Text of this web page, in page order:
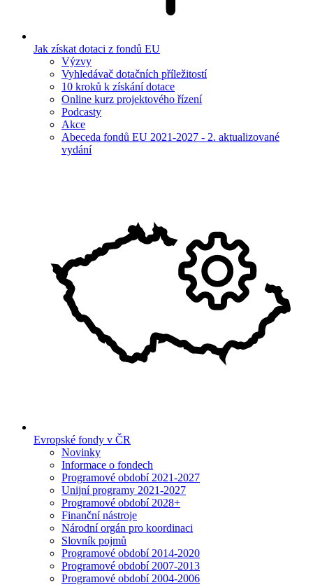
Jak získat dotaci z fondů EU
Výzvy
Vyhledávač dotačních příležitostí
10 kroků k získání dotace
Online kurz projektového řízení
Podcasty
Akce
Abeceda fondů EU 2021-2027 - 2. aktualizované
vydání
Evropské fondy v ČR
Novinky
Informace o fondech
Programové období 2021-2027
Unijní programy 2021-2027
Programové období 2028+
Finanční nástroje
Národní orgán pro koordinaci
Slovník pojmů
Programové období 2014-2020
Programové období 2007-2013
Programové období 2004-2006